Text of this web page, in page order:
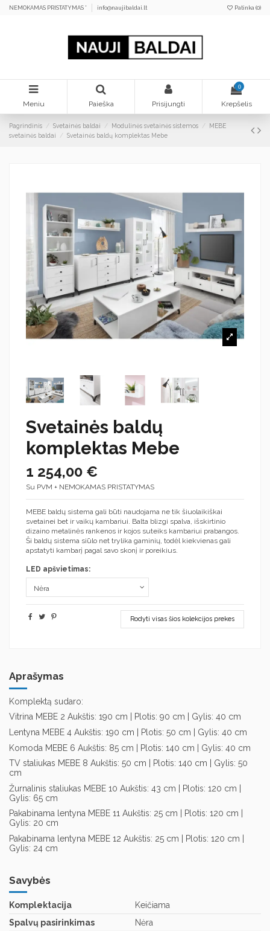
NEMOKAMAS PRISTATYMAS * info@naujibaldai.lt Patinka (0)
Meniu Paieška Prisijungti
0
Krepšelis
Pagrindinis Svetainės baldai Modulinės svetainės sistemos
MEBE
svetainės baldai
Svetainės baldų komplektas Mebe
Svetainės baldų
komplektas Mebe
1 254,00 €
Su PVM + NEMOKAMAS PRISTATYMAS
MEBE baldų sistema gali būti naudojama ne tik šiuolaikiškai
svetainei bet ir vaikų kambariui. Balta blizgi spalva, išskirtinio
dizaino metalinės rankenos ir kojos suteiks kambariui prabangos.
Ši baldų sistema siūlo net trylika gaminių, todėl kiekvienas gali
apstatyti kambarį pagal savo skonį ir poreikius.
LED apšvietimas:
Rodyti visas šios kolekcijos prekes
Aprašymas
Komplektą sudaro:
Vitrina MEBE 2 Aukštis: 190 cm | Plotis: 90 cm | Gylis: 40 cm
Lentyna MEBE 4 Aukštis: 190 cm | Plotis: 50 cm | Gylis: 40 cm
Komoda MEBE 6 Aukštis: 85 cm | Plotis: 140 cm | Gylis: 40 cm
TV staliukas MEBE 8 Aukštis: 50 cm | Plotis: 140 cm | Gylis: 50
cm
Žurnalinis staliukas MEBE 10 Aukštis: 43 cm | Plotis: 120 cm |
Gylis: 65 cm
Pakabinama lentyna MEBE 11 Aukštis: 25 cm | Plotis: 120 cm |
Gylis: 20 cm
Pakabinama lentyna MEBE 12 Aukštis: 25 cm | Plotis: 120 cm |
Gylis: 24 cm
Savybės
Komplektacija
Keičiama
Spalvų pasirinkimas
Nėra